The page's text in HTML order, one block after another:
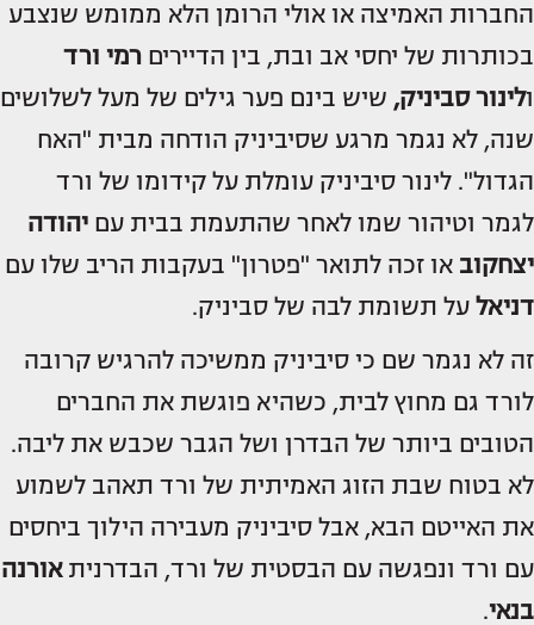
החברות האמיצה או אולי הרומן הלא ממומש שנצבע
בכותרות של יחסי אב ובת, בין הדיירים רמי ורד
ולינור סביניק, שיש בינם פער גילים של מעל לשלושים
שנה, לא נגמר מרגע שסיביניק הודחה מבית "האח
הגדול". לינור סיביניק עומלת על קידומו של ורד
לגמר וטיהור שמו לאחר שהתעמת בבית עם יהודה
יצחקוב או זכה לתואר "פטרון" בעקבות הריב שלו עם
דניאל על תשומת לבה של סביניק.
זה לא נגמר שם כי סיביניק ממשיכה להרגיש קרובה
לורד גם מחוץ לבית, כשהיא פוגשת את החברים
הטובים ביותר של הבדרן ושל הגבר שכבש את ליבה.
לא בטוח שבת הזוג האמיתית של ורד תאהב לשמוע
את האייטם הבא, אבל סיביניק מעבירה הילוך ביחסים
עם ורד ונפגשה עם הבסטית של ורד, הבדרניתאורנה
בנאי.